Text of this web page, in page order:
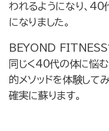
われるようになり、40
になりました。
BEYOND FITNESS
同じく40代の体に悩む
的メソッドを体験して
確実に蘇ります。